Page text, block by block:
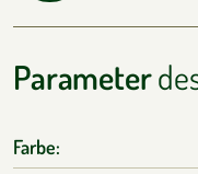
Parameter
Farbe: